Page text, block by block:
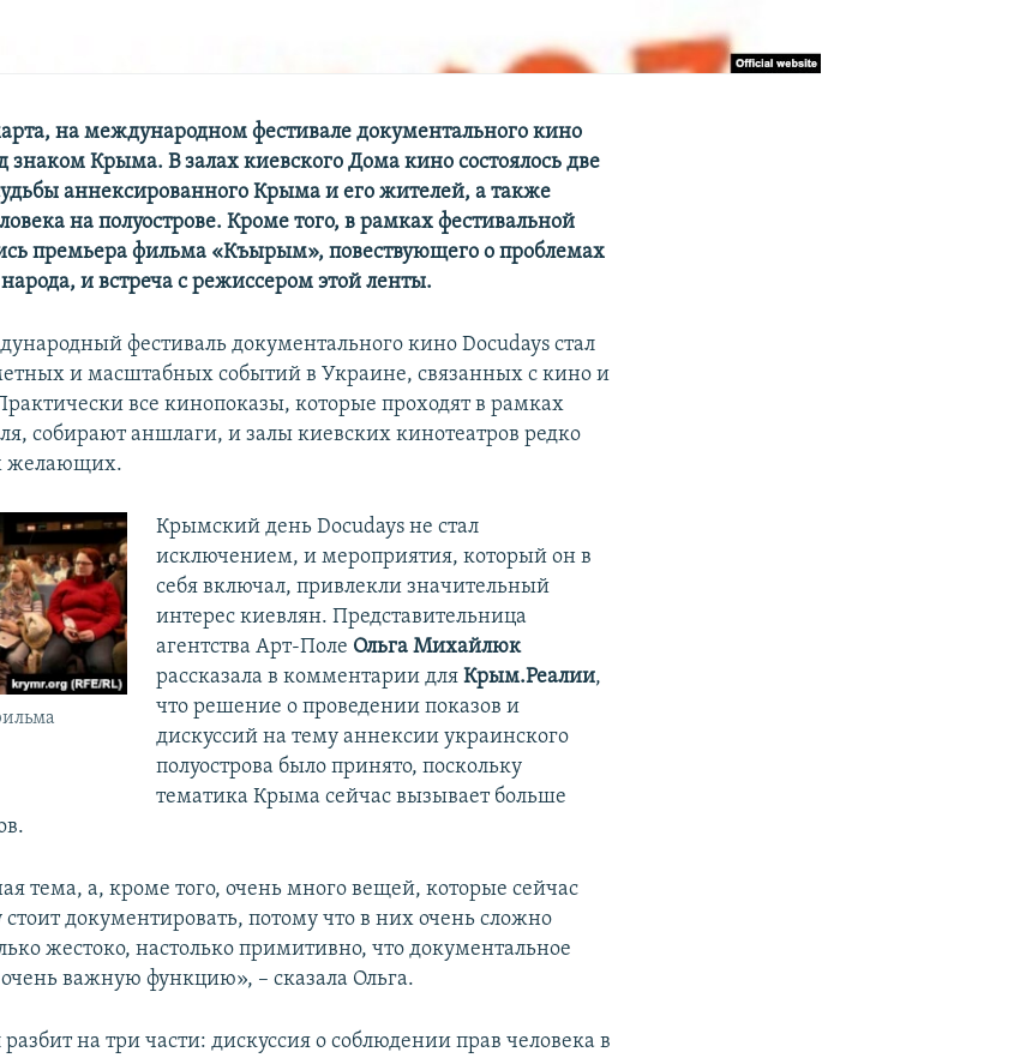
на международном фестивале документального кино
знаком Крыма. В залах киевского Дома кино состоялось две
аннексированного Крыма и его жителей, а также
на полуострове. Кроме того, в рамках фестивальной
премьера фильма «Къырым», повествующего о проблемах
и встреча с режиссером этой ленты.
фестиваль документального кино Docudays стал
и масштабных событий в Украине, связанных с кино и
все кинопоказы, которые проходят в рамках
собирают аншлаги, и залы киевских кинотеатров редко
желающих.
Крымский день Docudays не стал
исключением, и мероприятия, который он в
себя включал, привлекли значительный
интерес киевлян. Представительница
агентства Арт-Поле Ольга Михайлюк
рассказала в комментарии для Крым.Реалии,
что решение о проведении показов и
дискуссий на тему аннексии украинского
полуострова было принято, поскольку
тематика Крыма сейчас вызывает больше
тема, а, кроме того, очень много вещей, которые сейчас
документировать, потому что в них очень сложно
жестоко, настолько примитивно, что документальное
важную функцию», – сказала Ольга.
на три части: дискуссия о соблюдении прав человека в